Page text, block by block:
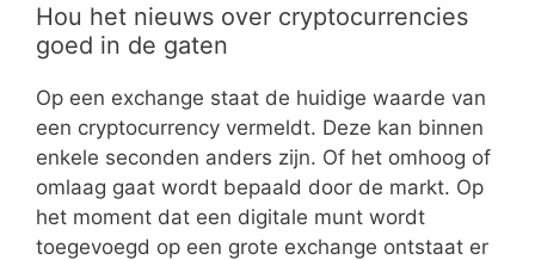
Hou het nieuws over cryptocurrencies
goed in de gaten
Op een exchange staat de huidige waarde van
een cryptocurrency vermeldt. Deze kan binnen
enkele seconden anders zijn. Of het omhoog of
omlaag gaat wordt bepaald door de markt. Op
het moment dat een digitale munt wordt
toegevoegd op een grote exchange ontstaat er